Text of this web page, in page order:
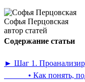
Софья Перцовская
автор статей
Содержание статьи
► Шаг 1.
• Как понять,